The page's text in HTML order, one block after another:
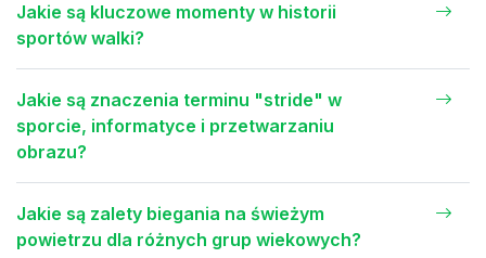
Jakie są kluczowe momenty w historii
sportów walki?
Jakie są znaczenia terminu "stride" w
sporcie, informatyce i przetwarzaniu
obrazu?
Jakie są zalety biegania na świeżym
powietrzu dla różnych grup wiekowych?